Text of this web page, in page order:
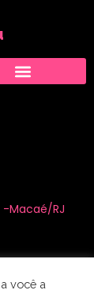
Macaé/RJ
você a